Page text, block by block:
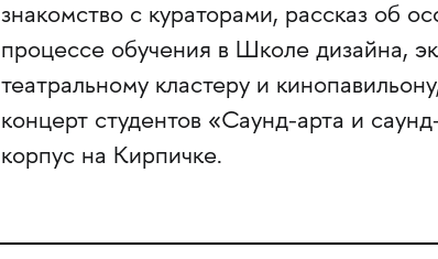
знакомство с кураторами, рассказ об
процессе обучения в Школе дизайна,
театральному кластеру и
концерт студентов «Саунд-арта и
корпус на Кирпичке.